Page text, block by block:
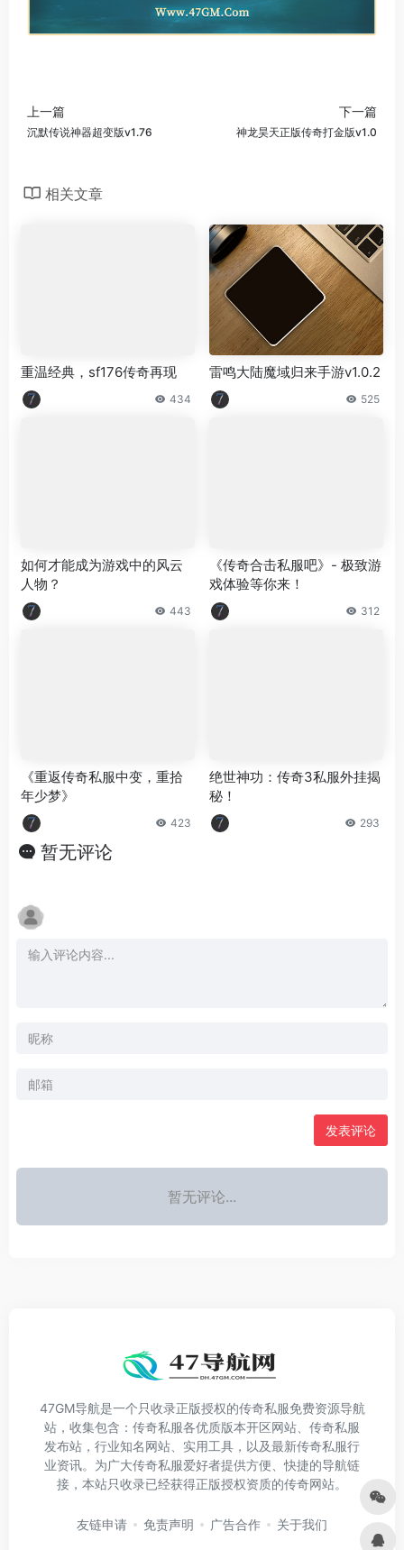
上一篇
沉默传说神器超变版v1.76
下一篇
神龙昊天正版传奇打金版v1.0
相关文章
重温经典，sf176传奇再现
434
雷鸣大陆魔域归来手游v1.0.2
525
如何才能成为游戏中的风云
人物？
443
《传奇合击私服吧》- 极致游
戏体验等你来！
312
《重返传奇私服中变，重拾
年少梦》
423
绝世神功：传奇3私服外挂揭
秘！
293
暂无评论
发表评论
暂无评论...
47GM导航是一个只收录正版授权的传奇私服免费资源导航
站，收集包含：传奇私服各优质版本开区网站、传奇私服
发布站，行业知名网站、实用工具，以及最新传奇私服行
业资讯。为广大传奇私服爱好者提供方便、快捷的导航链
接，本站只收录已经获得正版授权资质的传奇网站。
友链申请 免责声明 广告合作 关于我们